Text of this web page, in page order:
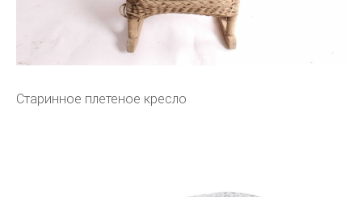
Старинное плетеное кресло